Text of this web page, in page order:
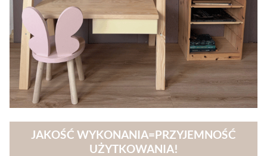
JAKOŚĆ WYKONANIA=PRZYJEMNOŚĆ
UŻYTKOWANIA!